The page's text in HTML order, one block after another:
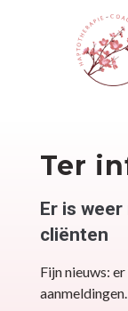
Ter
Er is
cliënten
Fijn nieuws:
aanmeldingen.